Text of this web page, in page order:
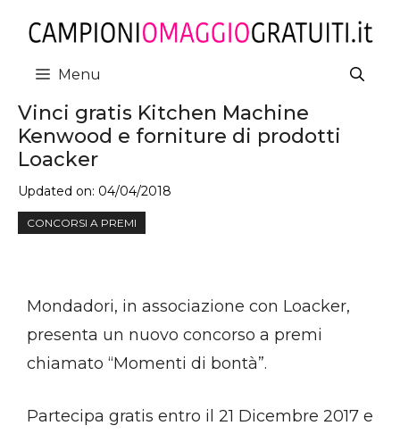
contenuto
Menu
Vinci gratis Kitchen Machine
Kenwood e forniture di prodotti
Loacker
Updated on: 04/04/2018
CONCORSI A PREMI
Mondadori, in associazione con Loacker,
presenta un nuovo concorso a premi
chiamato “Momenti di bontà”.
Partecipa gratis entro il 21 Dicembre 2017 e